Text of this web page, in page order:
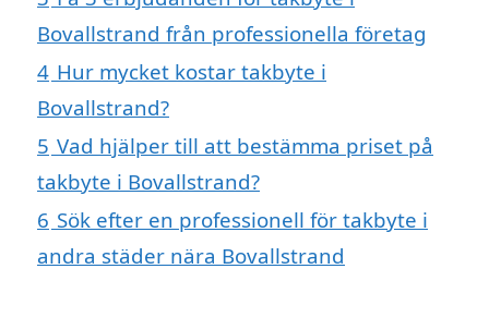
Bovallstrand från professionella företag
4 Hur mycket kostar takbyte i
Bovallstrand?
5 Vad hjälper till att bestämma priset på
takbyte i Bovallstrand?
6 Sök efter en professionell för takbyte i
andra städer nära Bovallstrand